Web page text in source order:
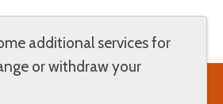
additional services for
or withdraw your